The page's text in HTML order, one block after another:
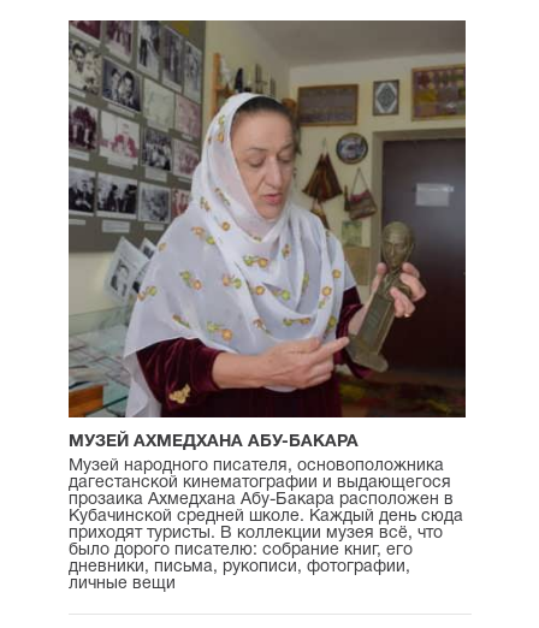
МУЗЕЙ АХМЕДХАНА АБУ-БАКАРА
Музей народного писателя, основоположника
дагестанской кинематографии и выдающегося
прозаика Ахмедхана Абу-Бакара расположен в
Кубачинской средней школе. Каждый день сюда
приходят туристы. В коллекции музея всё, что
было дорого писателю: собрание книг, его
дневники, письма, рукописи, фотографии,
личные вещи